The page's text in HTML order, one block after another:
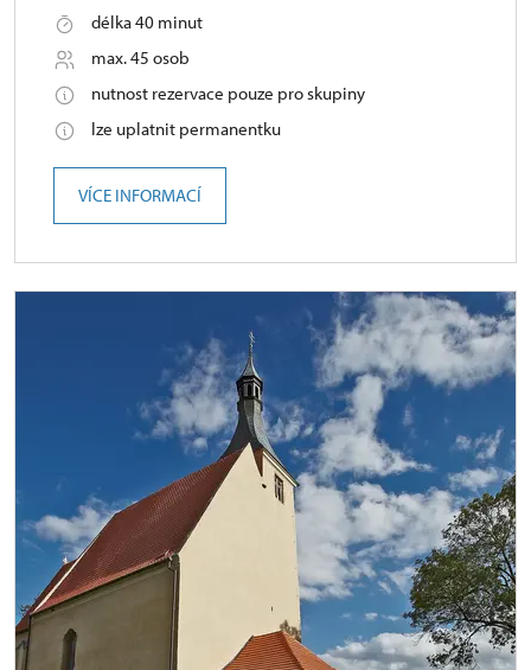
délka 40 minut
max. 45 osob
nutnost rezervace pouze pro skupiny
lze uplatnit permanentku
VÍCE INFORMACÍ